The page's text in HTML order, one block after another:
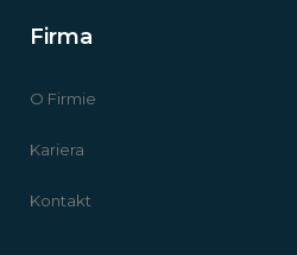
Firma
O Firmie
Kariera
Kontakt